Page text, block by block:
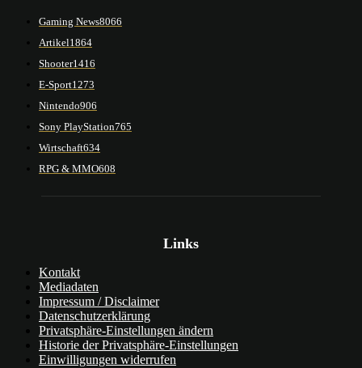
Gaming News8066
Artikel1864
Shooter1416
E-Sport1273
Nintendo906
Sony PlayStation765
Wirtschaft634
RPG & MMO608
Links
Kontakt
Mediadaten
Impressum / Disclaimer
Datenschutzerklärung
Privatsphäre-Einstellungen ändern
Historie der Privatsphäre-Einstellungen
Einwilligungen widerrufen